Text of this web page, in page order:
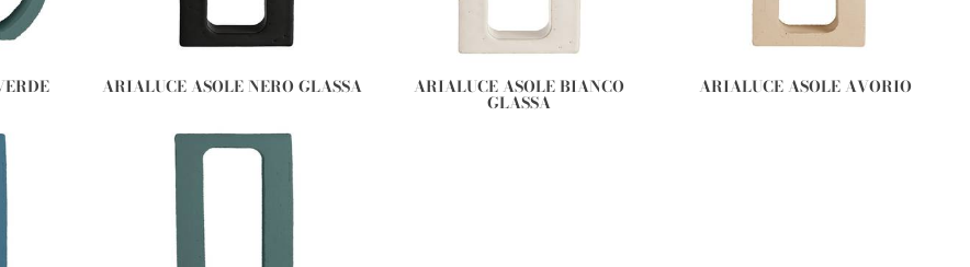
ARIALUCE ASOLE NERO GLASSA ARIALUCE ASOLE BIANCO
GLASSA
ARIALUCE ASOLE AVORIO